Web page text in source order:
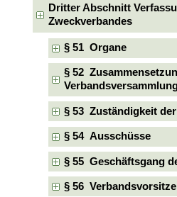
Dritter Abschnitt
Zweckverbandes
§ 51 Organe
§ 52
§ 53 Zuständigkeit
§ 54 Ausschüsse
§ 55 Geschäftsgang
§ 56